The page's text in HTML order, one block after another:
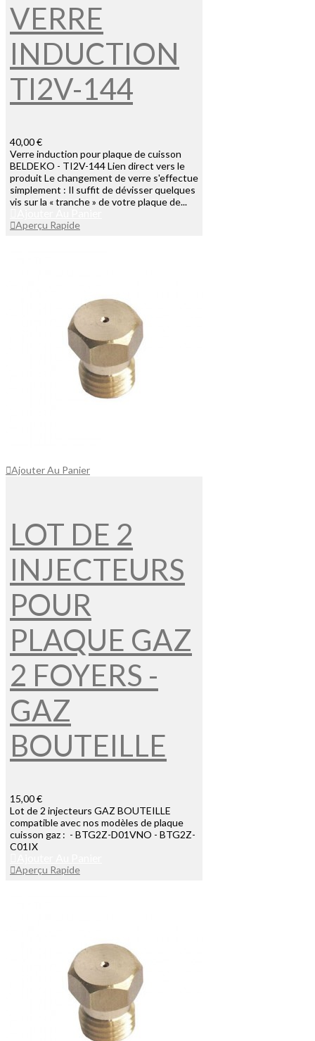
VERRE
INDUCTION
TI2V-144
40,00 €
Verre induction pour plaque de cuisson
BELDEKO - TI2V-144 Lien direct vers le
produit Le changement de verre s'effectue
simplement : Il suffit de dévisser quelques
vis sur la « tranche » de votre plaque de...
Aperçu Rapide
Ajouter Au Panier
LOT DE 2
INJECTEURS
POUR
PLAQUE GAZ
2 FOYERS -
GAZ
BOUTEILLE
15,00 €
Lot de 2 injecteurs GAZ BOUTEILLE
compatible avec nos modèles de plaque
cuisson gaz : - BTG2Z-D01VNO - BTG2Z-
C01IX
Aperçu Rapide